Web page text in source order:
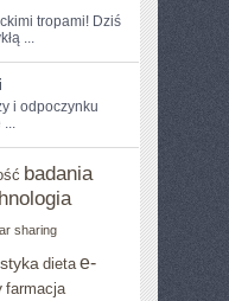
tropami! Dziś
...
i odpoczynku
...
badania
sharing
dieta e-
farmacja